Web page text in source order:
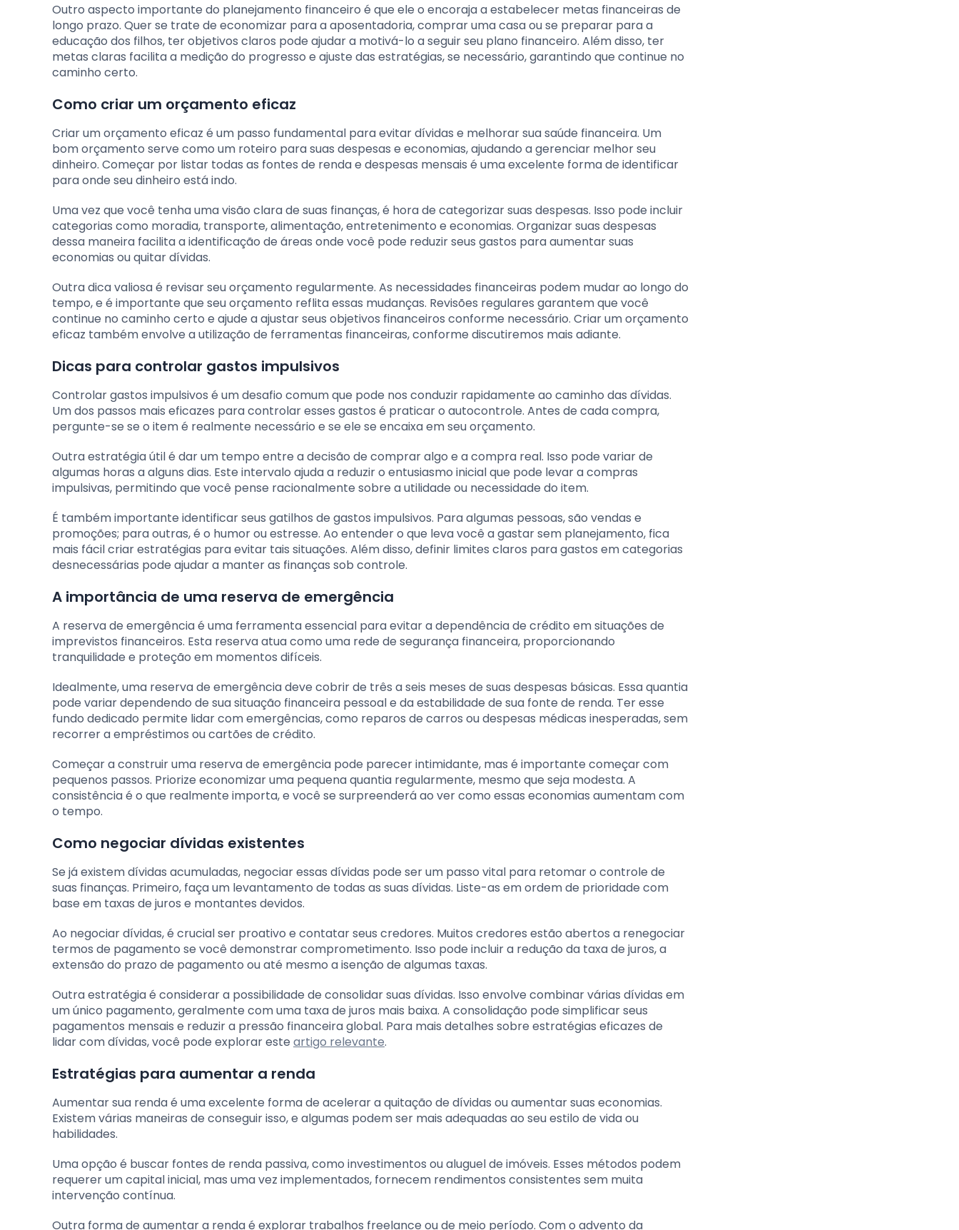
Outro aspecto importante do planejamento financeiro é que ele o encoraja a estabelecer metas financeiras de
longo prazo. Quer se trate de economizar para a aposentadoria, comprar uma casa ou se preparar para a
educação dos filhos, ter objetivos claros pode ajudar a motivá-lo a seguir seu plano financeiro. Além disso, ter
metas claras facilita a medição do progresso e ajuste das estratégias, se necessário, garantindo que continue no
caminho certo.
Como criar um orçamento eficaz
Criar um orçamento eficaz é um passo fundamental para evitar dívidas e melhorar sua saúde financeira. Um
bom orçamento serve como um roteiro para suas despesas e economias, ajudando a gerenciar melhor seu
dinheiro. Começar por listar todas as fontes de renda e despesas mensais é uma excelente forma de identificar
para onde seu dinheiro está indo.
Uma vez que você tenha uma visão clara de suas finanças, é hora de categorizar suas despesas. Isso pode incluir
categorias como moradia, transporte, alimentação, entretenimento e economias. Organizar suas despesas
dessa maneira facilita a identificação de áreas onde você pode reduzir seus gastos para aumentar suas
economias ou quitar dívidas.
Outra dica valiosa é revisar seu orçamento regularmente. As necessidades financeiras podem mudar ao longo do
tempo, e é importante que seu orçamento reflita essas mudanças. Revisões regulares garantem que você
continue no caminho certo e ajude a ajustar seus objetivos financeiros conforme necessário. Criar um orçamento
eficaz também envolve a utilização de ferramentas financeiras, conforme discutiremos mais adiante.
Dicas para controlar gastos impulsivos
Controlar gastos impulsivos é um desafio comum que pode nos conduzir rapidamente ao caminho das dívidas.
Um dos passos mais eficazes para controlar esses gastos é praticar o autocontrole. Antes de cada compra,
pergunte-se se o item é realmente necessário e se ele se encaixa em seu orçamento.
Outra estratégia útil é dar um tempo entre a decisão de comprar algo e a compra real. Isso pode variar de
algumas horas a alguns dias. Este intervalo ajuda a reduzir o entusiasmo inicial que pode levar a compras
impulsivas, permitindo que você pense racionalmente sobre a utilidade ou necessidade do item.
É também importante identificar seus gatilhos de gastos impulsivos. Para algumas pessoas, são vendas e
promoções; para outras, é o humor ou estresse. Ao entender o que leva você a gastar sem planejamento, fica
mais fácil criar estratégias para evitar tais situações. Além disso, definir limites claros para gastos em categorias
desnecessárias pode ajudar a manter as finanças sob controle.
A importância de uma reserva de emergência
A reserva de emergência é uma ferramenta essencial para evitar a dependência de crédito em situações de
imprevistos financeiros. Esta reserva atua como uma rede de segurança financeira, proporcionando
tranquilidade e proteção em momentos difíceis.
Idealmente, uma reserva de emergência deve cobrir de três a seis meses de suas despesas básicas. Essa quantia
pode variar dependendo de sua situação financeira pessoal e da estabilidade de sua fonte de renda. Ter esse
fundo dedicado permite lidar com emergências, como reparos de carros ou despesas médicas inesperadas, sem
recorrer a empréstimos ou cartões de crédito.
Começar a construir uma reserva de emergência pode parecer intimidante, mas é importante começar com
pequenos passos. Priorize economizar uma pequena quantia regularmente, mesmo que seja modesta. A
consistência é o que realmente importa, e você se surpreenderá ao ver como essas economias aumentam com
o tempo.
Como negociar dívidas existentes
Se já existem dívidas acumuladas, negociar essas dívidas pode ser um passo vital para retomar o controle de
suas finanças. Primeiro, faça um levantamento de todas as suas dívidas. Liste-as em ordem de prioridade com
base em taxas de juros e montantes devidos.
Ao negociar dívidas, é crucial ser proativo e contatar seus credores. Muitos credores estão abertos a renegociar
termos de pagamento se você demonstrar comprometimento. Isso pode incluir a redução da taxa de juros, a
extensão do prazo de pagamento ou até mesmo a isenção de algumas taxas.
Outra estratégia é considerar a possibilidade de consolidar suas dívidas. Isso envolve combinar várias dívidas em
um único pagamento, geralmente com uma taxa de juros mais baixa. A consolidação pode simplificar seus
pagamentos mensais e reduzir a pressão financeira global. Para mais detalhes sobre estratégias eficazes de
lidar com dívidas, você pode explorar este artigo relevante.
Estratégias para aumentar a renda
Aumentar sua renda é uma excelente forma de acelerar a quitação de dívidas ou aumentar suas economias.
Existem várias maneiras de conseguir isso, e algumas podem ser mais adequadas ao seu estilo de vida ou
habilidades.
Uma opção é buscar fontes de renda passiva, como investimentos ou aluguel de imóveis. Esses métodos podem
requerer um capital inicial, mas uma vez implementados, fornecem rendimentos consistentes sem muita
intervenção contínua.
Outra forma de aumentar a renda é explorar trabalhos freelance ou de meio período. Com o advento da